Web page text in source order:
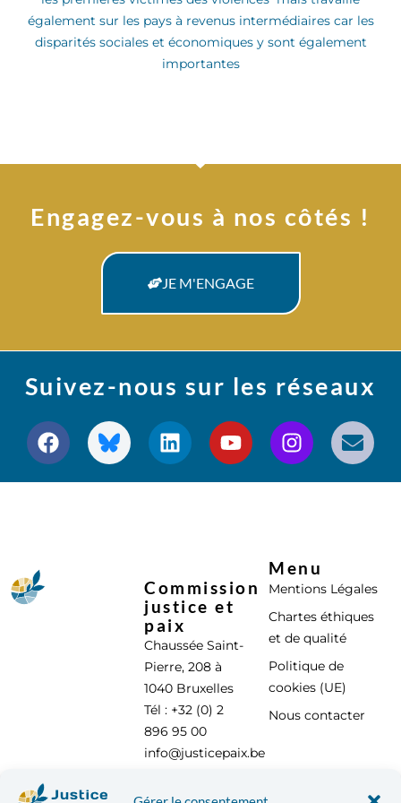
également sur les pays à revenus intermédiaires car les
disparités sociales et économiques y sont également
importantes
Engagez-vous à nos côtés !
JE M'ENGAGE
Suivez-nous sur les réseaux
Commission
justice et
paix
Chaussée Saint-
Pierre, 208 à
1040 Bruxelles
Tél : +32 (0) 2
896 95 00
info@justicepaix.be
Menu
Mentions Légales
Chartes éthiques
et de qualité
Politique de
cookies (UE)
Nous contacter